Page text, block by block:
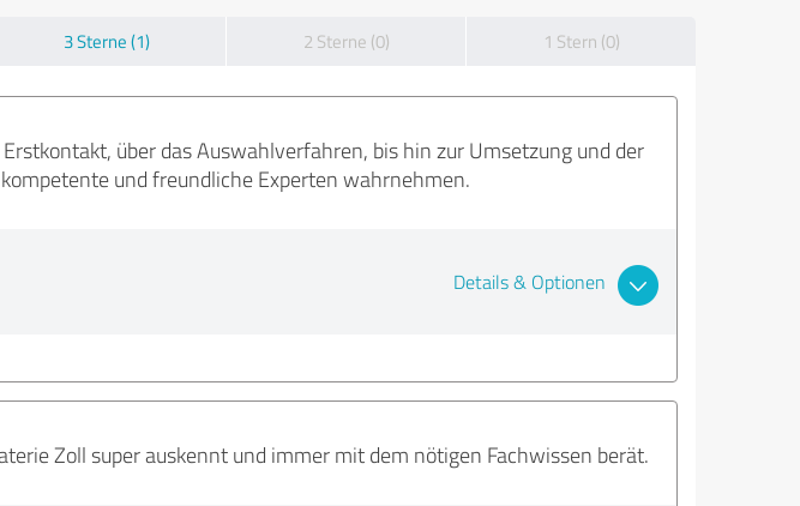
3 Sterne (1) 2 Sterne (0) 1 Stern (0)
über das Auswahlverfahren, bis hin zur Umsetzung und der
und freundliche Experten wahrnehmen.
Details & Optionen
Zoll super auskennt und immer mit dem nötigen Fachwissen berät.